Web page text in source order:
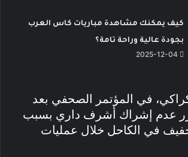
كيف يمكنك مشاهدة مباريات كاس العرب
بجودة عالية وراحة تامة؟
2025-12-04
في المؤتمر الصحفي بعد
قرر عدم إشراك أشرف داري بسبب
خفيف في الكاحل خلال عمليات